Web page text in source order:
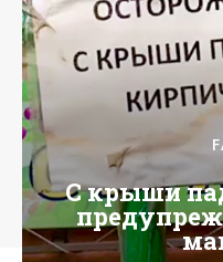
С крыши